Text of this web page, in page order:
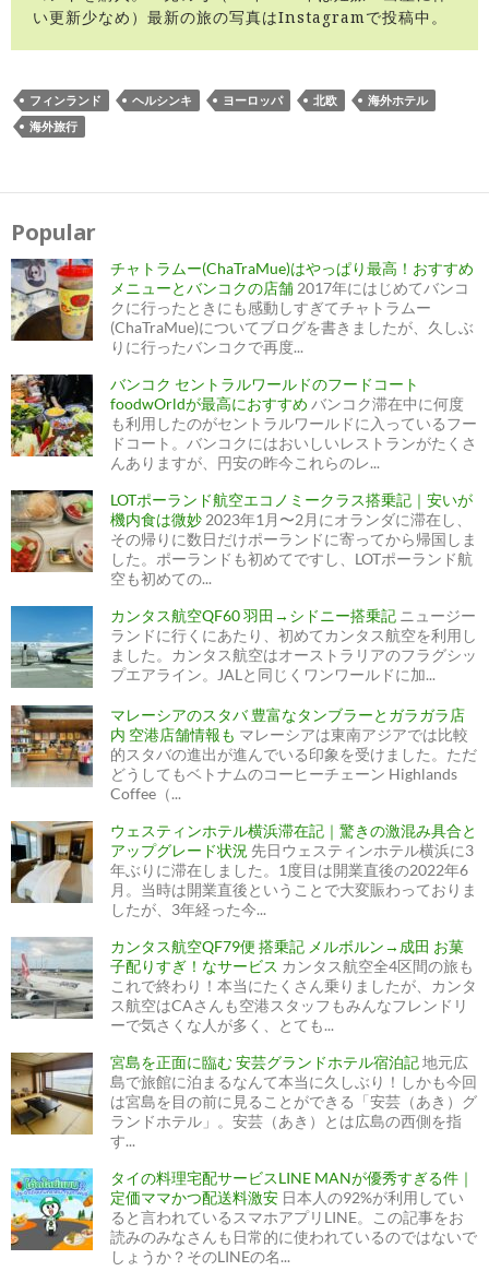
い更新少なめ）最新の旅の写真はInstagramで投稿中。
フィンランド ヘルシンキ ヨーロッパ 北欧
海外ホテル
海外旅行
投
ビ
ゲ
ー
シ
ョ
ン
Popular
チャトラムー(ChaTraMue)はやっぱり最高！おすすめ
メニューとバンコクの店舗 2017年にはじめてバンコ
クに行ったときにも感動しすぎてチャトラムー
(ChaTraMue)についてブログを書きましたが、久しぶ
りに行ったバンコクで再度...
バンコク セントラルワールドのフードコート
foodwOrldが最高におすすめ バンコク滞在中に何度
も利用したのがセントラルワールドに入っているフー
ドコート。バンコクにはおいしいレストランがたくさ
んありますが、円安の昨今これらのレ...
LOTポーランド航空エコノミークラス搭乗記｜安いが
機内食は微妙 2023年1月〜2月にオランダに滞在し、
その帰りに数日だけポーランドに寄ってから帰国しま
した。ポーランドも初めてですし、LOTポーランド航
空も初めての...
カンタス航空QF60 羽田→シドニー搭乗記 ニュージー
ランドに行くにあたり、初めてカンタス航空を利用し
ました。カンタス航空はオーストラリアのフラグシッ
プエアライン。JALと同じくワンワールドに加...
マレーシアのスタバ 豊富なタンブラーとガラガラ店
内 空港店舗情報も マレーシアは東南アジアでは比較
的スタバの進出が進んでいる印象を受けました。ただ
どうしてもベトナムのコーヒーチェーン Highlands
Coffee（...
ウェスティンホテル横浜滞在記｜驚きの激混み具合と
アップグレード状況 先日ウェスティンホテル横浜に3
年ぶりに滞在しました。1度目は開業直後の2022年6
月。当時は開業直後ということで大変賑わっておりま
したが、3年経った今...
カンタス航空QF79便 搭乗記 メルボルン→成田 お菓
子配りすぎ！なサービス カンタス航空全4区間の旅も
これで終わり！本当にたくさん乗りましたが、カンタ
ス航空はCAさんも空港スタッフもみんなフレンドリ
ーで気さくな人が多く、とても...
宮島を正面に臨む 安芸グランドホテル宿泊記地元広
島で旅館に泊まるなんて本当に久しぶり！しかも今回
は宮島を目の前に見ることができる「安芸（あき）グ
ランドホテル」。安芸（あき）とは広島の西側を指
す...
タイの料理宅配サービスLINE MANが優秀すぎる件｜
定価ママかつ配送料激安 日本人の92%が利用してい
ると言われているスマホアプリLINE。この記事をお
読みのみなさんも日常的に使われているのではないで
しょうか？そのLINEの名...